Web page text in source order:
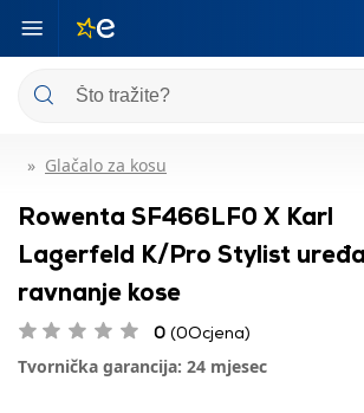
Glačalo za kosu
Rowenta SF466LF0 X Karl
Lagerfeld K/Pro Stylist
ravnanje kose
0 (0Ocjena)
Tvornička garancija: 24 mjesec